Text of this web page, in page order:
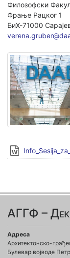
Филозофски
Фрање Рацког 1
БиХ-71000
АГГФ –
Адреса
Архитектонско-
Булевар војводе